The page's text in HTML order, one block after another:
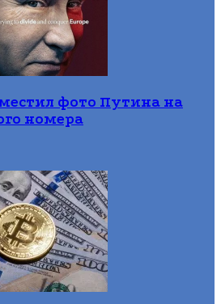
фото Путина на
номера